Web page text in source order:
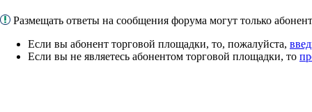
Размещать ответы на сообщения форума могут только
Если вы абонент торговой площадки, то, пожалуйста,
Если вы не являетесь абонентом торговой площадки, то